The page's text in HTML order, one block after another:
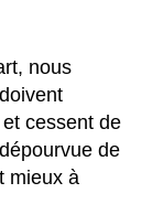
nous
cessent de
de
mieux à